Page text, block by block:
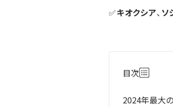
✅キオクシア、ソ
目次
2024年最大